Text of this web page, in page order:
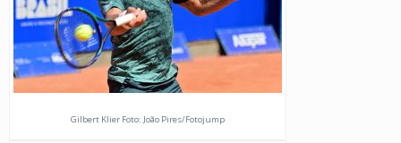
Gilbert Klier Foto: João Pires/Fotojump